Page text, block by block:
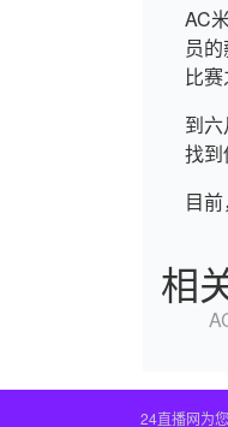
AC
员
比
到
找到
目
相
24直播网为